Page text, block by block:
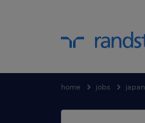
home jobs japan